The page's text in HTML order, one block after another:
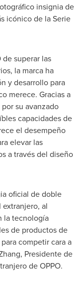
insignia de
icónico de la Serie
superar las
la marca ha
y desarrollo para
merece. Gracias a
su avanzado
capacidades de
el desempeño
elevar las
a través del diseño
oficial de doble
al
la tecnología
de productos de
competir cara a
, Presidente de
de OPPO.